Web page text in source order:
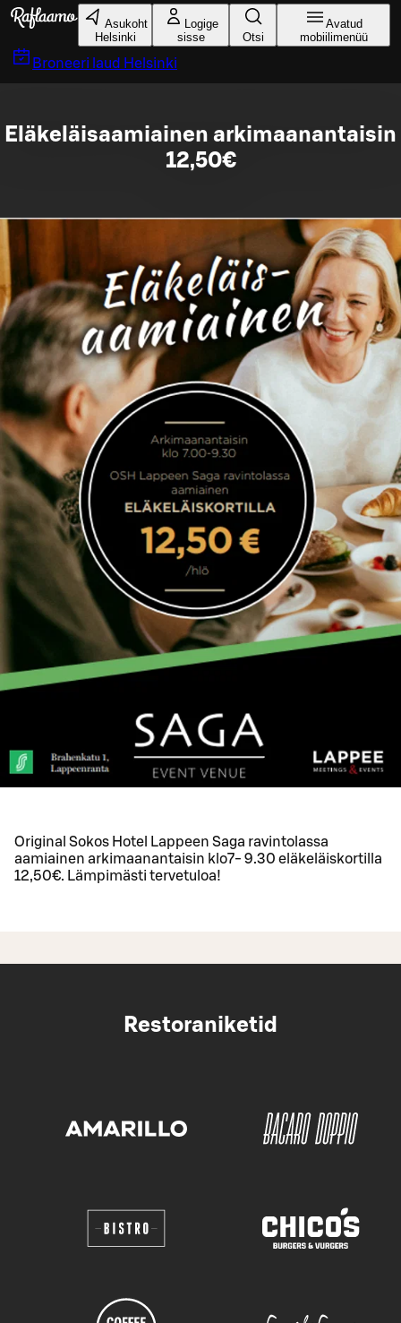
Liigu peamise sisu juurde
Asukoht
Helsinki
Logige
sisse
Otsi
Avatud
mobiilimenüü
Broneeri laud Helsinki
Eläkeläisaamiainen arkimaanantaisin
12,50€
Original Sokos Hotel Lappeen Saga ravintolassa
aamiainen arkimaanantaisin klo7- 9.30 eläkeläiskortilla
12,50€. Lämpimästi tervetuloa!
Restoraniketid